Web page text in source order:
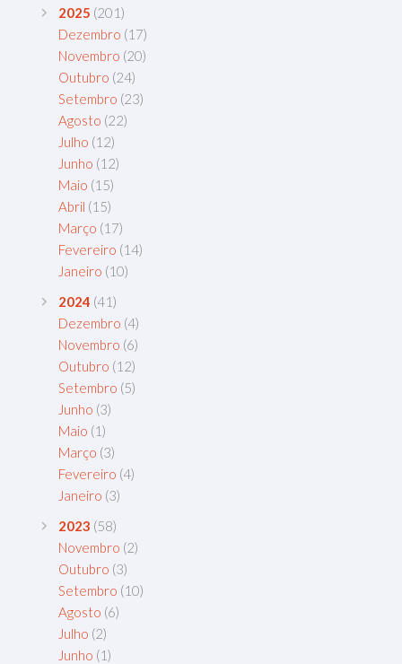
2025 (201)
Dezembro (17)
Novembro (20)
Outubro (24)
Setembro (23)
Agosto (22)
Julho (12)
Junho (12)
Maio (15)
Abril (15)
Março (17)
Fevereiro (14)
Janeiro (10)
2024 (41)
Dezembro (4)
Novembro (6)
Outubro (12)
Setembro (5)
Junho (3)
Maio (1)
Março (3)
Fevereiro (4)
Janeiro (3)
2023 (58)
Novembro (2)
Outubro (3)
Setembro (10)
Agosto (6)
Julho (2)
Junho (1)